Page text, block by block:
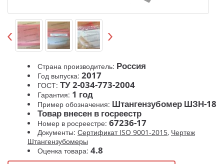
Страна производитель: Россия
Год выпуска: 2017
ГОСТ: ТУ 2-034-773-2004
Гарантия: 1 год
Пример обозначения: Штангензубомер ШЗН-18
Товар внесен в госреестр
Номер в росреестре: 67236-17
Документы: Сертификат ISO 9001-2015, Чертеж
Штангензубомеры
Оценка товара: 4.8